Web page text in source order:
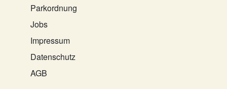
Parkordnung
Jobs
Impressum
Datenschutz
AGB